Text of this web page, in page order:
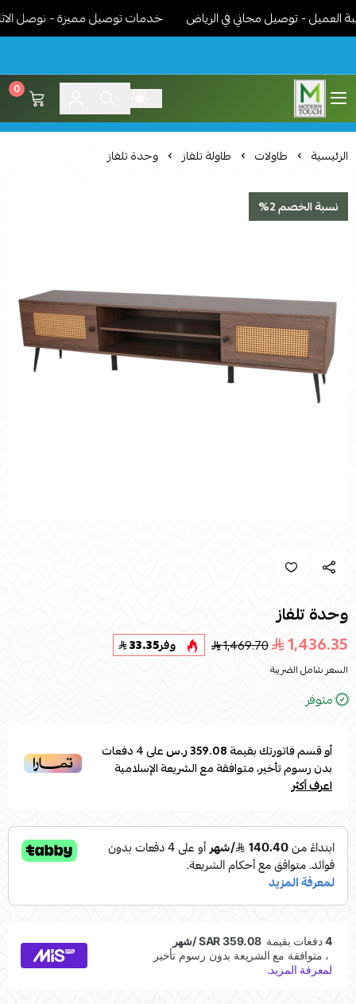
- توصيل مجاني في الرياض خدمات توصيل مميزة - نوصل
اثاث مودرن لمسة عصرية
0
الرئيسية طاولات طاولة تلفاز وحدة تلفاز
نسبة الخصم 2%
وحدة تلفاز
1,436.35
1,469.70 وفر33.35
السعر شامل الضريبة
متوفر
أو قسم فاتورتك بقيمة359.08 ر.س على4دفعات
بدون رسوم تأخير، متوافقة مع الشريعة الإسلامية
اعرف أكثر